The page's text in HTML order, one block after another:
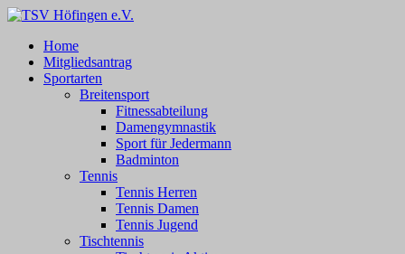
Zum
springen
TSV Höfingen e.V.
TSV Höfingen e.V.
Home
Mitgliedsantrag
Sportarten
Breitensport
Fitnessabteilung
Damengymnastik
Sport für Jedermann
Badminton
Tennis
Tennis Herren
Tennis Damen
Tennis Jugend
Tischtennis